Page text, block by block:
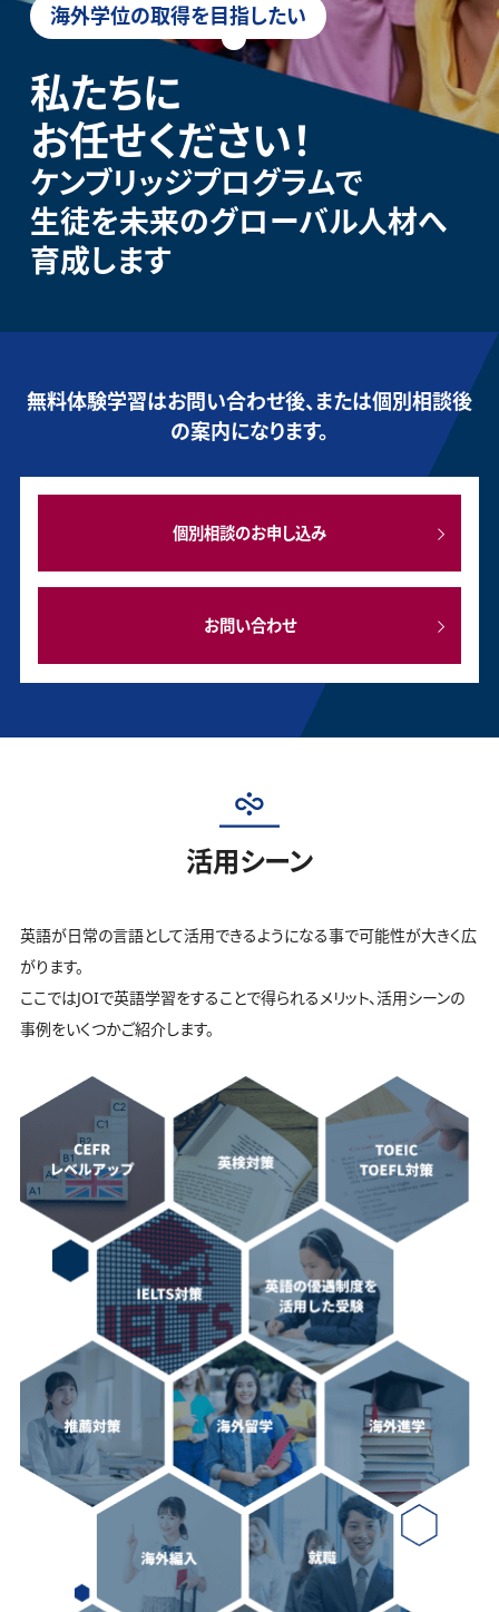
海外学位の取得を目指したい
私たちに
お任せください！
ケンブリッジプログラムで
生徒を未来のグローバル人材へ
育成します
無料体験学習はお問い合わせ後、または個別相談後
の案内になります。
個別相談のお申し込み
お問い合わせ
活用シーン
英語が日常の言語として活用できるようになる事で可能性が大きく広
がります。
ここではJOIで英語学習をすることで得られるメリット、活用シーンの
事例をいくつかご紹介します。